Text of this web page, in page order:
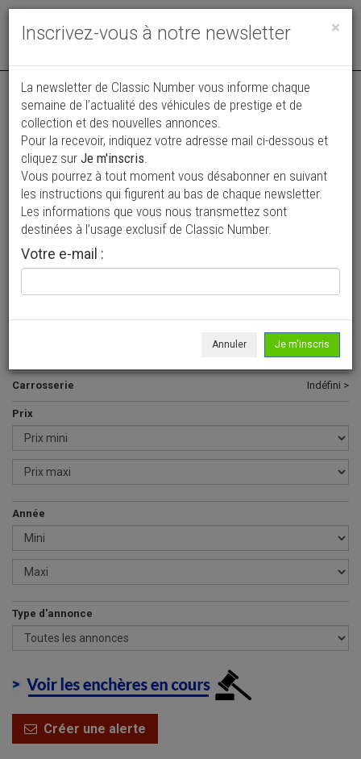
Toggle
Vos annonces vues par
plus de 4 millions de collectionneurs
Ajouter une annonce
> Rechercher un véhicule
SL >
Carrosserie Indéfini >
Prix
Année
Type d'annonce
Créer une alerte
×
Inscrivez-vous à notre newsletter
La newsletter de Classic Number vous informe chaque
semaine de l’actualité des véhicules de prestige et de
collection et des nouvelles annonces.
Pour la recevoir, indiquez votre adresse mail ci-dessous et
cliquez sur Je m'inscris.
Vous pourrez à tout moment vous désabonner en suivant
les instructions qui figurent au bas de chaque newsletter.
Les informations que vous nous transmettez sont
destinées à l’usage exclusif de Classic Number.
Votre e-mail :
Annuler Je m'inscris